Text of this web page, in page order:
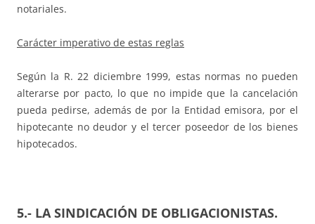
notariales.
Carácter imperativo de estas reglas
Según la R. 22 diciembre 1999, estas normas no pueden
alterarse por pacto, lo que no impide que la cancelación
pueda pedirse, además de por la Entidad emisora, por el
hipotecante no deudor y el tercer poseedor de los bienes
hipotecados.
5.- LA SINDICACIÓN DE OBLIGACIONISTAS.